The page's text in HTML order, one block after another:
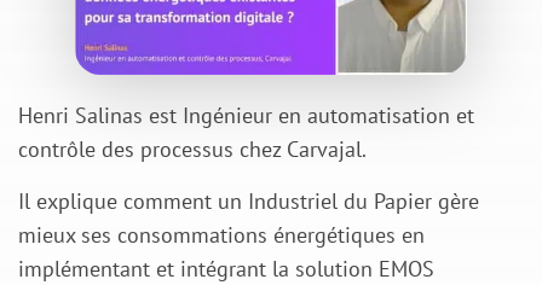
Henri Salinas est Ingénieur en automatisation et
contrôle des processus chez Carvajal.
Il explique comment un Industriel du Papier gère
mieux ses consommations énergétiques en
implémentant et intégrant la solution EMOS